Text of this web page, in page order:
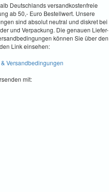
Deutschlands versandkostenfreie
ab 50,- Euro Bestellwert. Unsere
sind absolut neutral und diskret bei
und Verpackung. Die genauen Liefer-
können Sie über den
Link einsehen:
& Versandbedingungen
mit: